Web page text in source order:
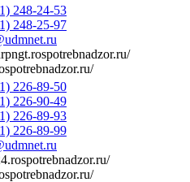
248-24-53
248-25-97
226-89-50
226-90-49
226-89-93
226-89-99